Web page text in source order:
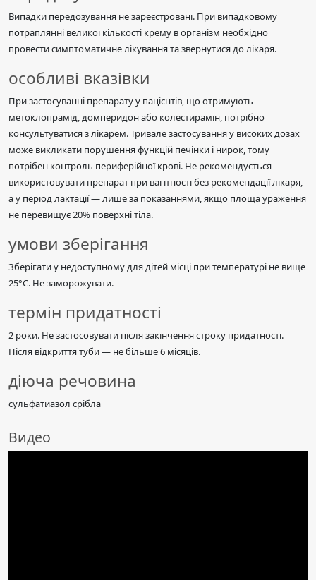
Випадки передозування не зареєстровані. При випадковому
потраплянні великої кількості крему в організм необхідно
провести симптоматичне лікування та звернутися до лікаря.
особливі вказівки
При застосуванні препарату у пацієнтів, що отримують
метоклопрамід, домперидон або колестирамін, потрібно
консультуватися з лікарем. Тривале застосування у високих дозах
може викликати порушення функцій печінки і нирок, тому
потрібен контроль периферійної крові. Не рекомендується
використовувати препарат при вагітності без рекомендації лікаря,
а у період лактації — лише за показаннями, якщо площа ураження
не перевищує 20% поверхні тіла.
умови зберігання
Зберігати у недоступному для дітей місці при температурі не вище
25°C. Не заморожувати.
термін придатності
2 роки. Не застосовувати після закінчення строку придатності.
Після відкриття туби — не більше 6 місяців.
діюча речовина
сульфатиазол срібла
Видео